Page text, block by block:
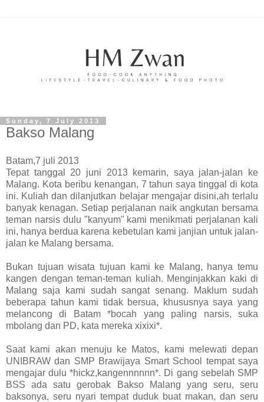
Sunday, 7 July 2013
Bakso Malang
Batam,7 juli 2013
Tepat tanggal 20 juni 2013 kemarin, saya jalan-jalan ke
Malang. Kota beribu kenangan, 7 tahun saya tinggal di kota
ini. Kuliah dan dilanjutkan belajar mengajar disini,ah terlalu
banyak kenagan. Setiap perjalanan naik angkutan bersama
teman narsis dulu "kanyum" kami menikmati perjalanan kali
ini, hanya berdua karena kebetulan kami janjian untuk jalan-
jalan ke Malang bersama.
Bukan tujuan wisata tujuan kami ke Malang, hanya temu
kangen dengan teman-teman kuliah. Menginjakkan kaki di
Malang saja kami sudah sangat senang. Maklum sudah
beberapa tahun kami tidak bersua, khususnya saya yang
melancong di Batam *bocah yang paling narsis, suka
mbolang dan PD, kata mereka xixixi*.
Saat kami akan menuju ke Matos, kami melewati depan
UNIBRAW dan SMP Brawijaya Smart School tempat saya
mengajar dulu *hickz,kangennnnnn*. Di gang sebelah SMP
BSS ada satu gerobak Bakso Malang yang seru, seru
baksonya, seru nyari tempat duduk buat makan, dan seru